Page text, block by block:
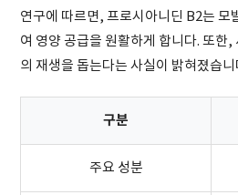
연구에 따르면, 프로시아니딘 B2는 모
여 영양 공급을 원활하게 합니다. 또
의 재생을 돕는다는 사실이 밝혀졌습니
구분
주요 성분